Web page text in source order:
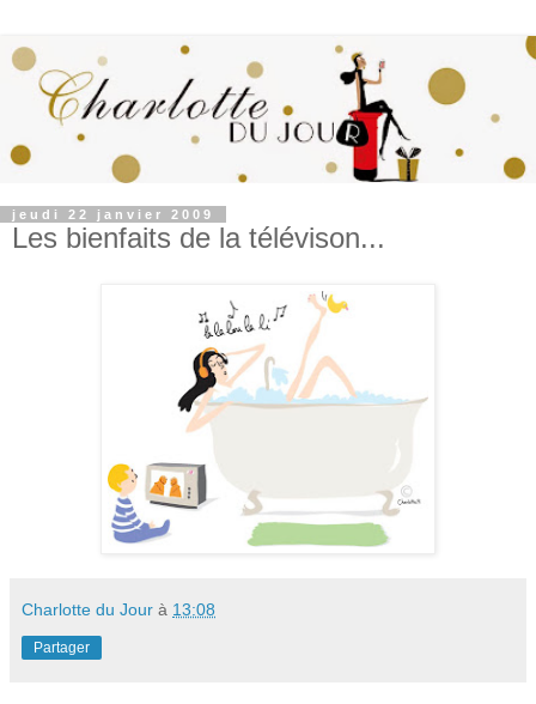
jeudi 22 janvier 2009
Les bienfaits de la télévison...
Charlotte du Jour à 13:08
Partager